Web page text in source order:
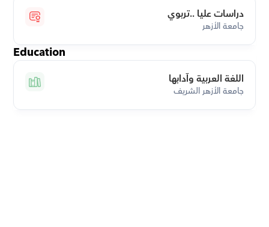
دراسات عليا ..تربوي
جامعة الأزهر
Education
اللغة العربية وآدابها
جامعة الأزهر الشريف